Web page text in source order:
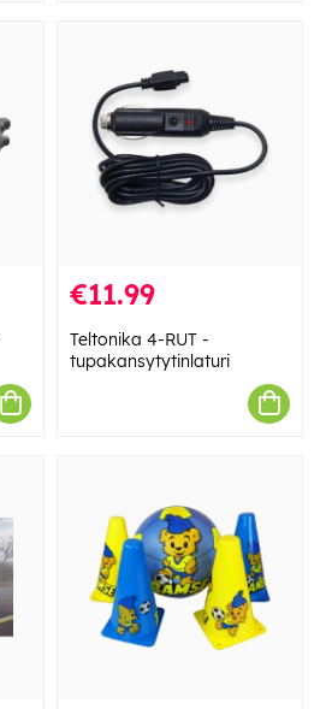
€11.99
Teltonika 4-RUT -
tupakansytytinlaturi